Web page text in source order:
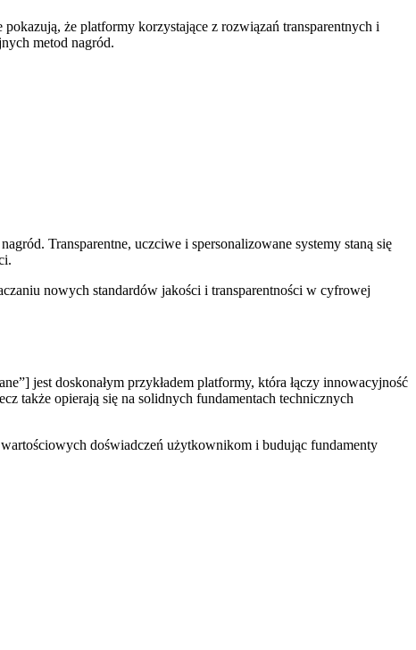
że platformy korzystające z rozwiązań transparentnych i
metod nagród.
Transparentne, uczciwe i spersonalizowane systemy staną się
nowych standardów jakości i transparentności w cyfrowej
jest doskonałym przykładem platformy, która łączy innowacyjność
także opierają się na solidnych fundamentach technicznych
doświadczeń użytkownikom i budując fundamenty